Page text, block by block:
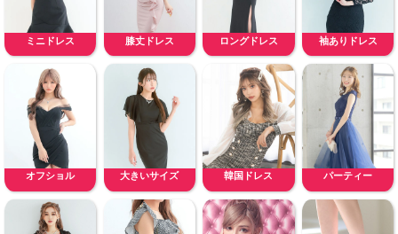
ミニドレス 膝丈ドレス ロングドレス 袖ありドレス
オフショル 大きいサイズ 韓国ドレス パーティー